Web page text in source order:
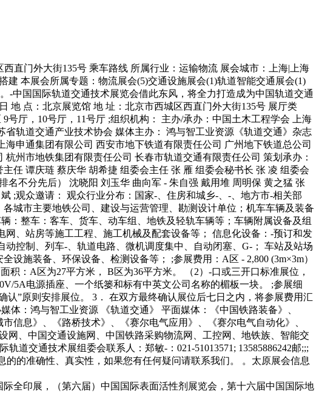
直门外大街135号 乘车路线 所属行业：运输物流 展会城市：上海|上海
本展会所属专题：物流展会(5)交通设施展会(1)轨道智能交通展会(1)
-中国国际轨道交通技术展览会借此东风，将全力打造成为中国轨道交通
地 点：北京展览馆 地 址：北京市西城区西直门外大街135号 展厅类
号厅，10号厅，11号厅 ;组织机构： 主办/承办：中国土木工程学会 上海
轨道交通产业技术协会 媒体主办： 鸿与智工业资源《轨道交通》杂志
申通集团有限公司 西安市地下铁道有限责任公司 广州地下铁道总公司
州市地铁集团有限责任公司 长春市轨道交通有限责任公司 策划承办：
任 谭庆琏 蔡庆华 胡希捷 组委会主任 张 雁 组委会秘书长 张 凌 组委会
不分先后） 沈晓阳 刘玉华 曲向军 - 朱自强 戴用堆 周明保 黄之猛 张
;观众邀请： 观众行业分布：国家-、住房和城乡-、-、地方市-相关部
城市主要地铁公司、建设与运营管理、勘测设计单位；机车车辆及装备
：整车：客车、货车、动车组、地铁及轻轨车辆等；车辆附属设备及组
、站房等施工工程、施工机械及配套设备等； 信息化设备：-预订和发
控制、列车-、轨道电路、微机调度集中、自动闭塞、G-； 车站及站场
施装备、环保设备、检测设备等； ;参展费用：A区 - 2,800 (3m×3m）
积：A区为27平方米， B区为36平方米。 （2）-口或三开口标准展位，
5A电源插座、一个纸篓和标有中英文公司名称的楣板一块。 ;参展细
”原则安排展位。 3． 在双方最终确认展位后七日之内，将参展费用汇
：鸿与智工业资源 《轨道交通》 平面媒体：《中国铁路装备》、
信息》、《路桥技术》、《赛尔电气应用》、《赛尔电气自动化》、
网、中国交通设施网、中国铁路采购物流网、工控网、地铁族、智能交
道交通技术展组委会联系人：郑敏-：021-51013571; 13585886242邮;;;
的的准确性、真实性，如果您有任何疑问请联系我们。 。太原展会信息
全印展，（第六届）中国国际表面活性剂展览会，第十六届中国国际地